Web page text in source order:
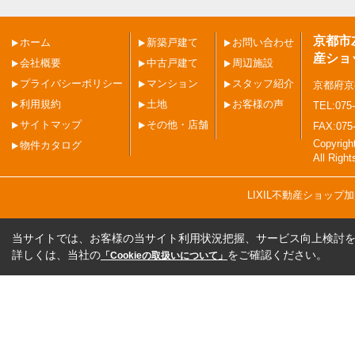
ホーム
会社概要
プライバシーポリシー
利用規約
サイトマップ
物件カタログ
新築戸建て
中古戸建て
マンション
土地
その他・店舗
お問い合わせ
周辺施設
スタッフ紹介
お客様の声
京都市
産ショ
京都府
All
LIXIL不動産ショップ
当サイトでは、お客様の当サイト利用状況把握、サービス向上検討
詳しくは、当社の 「Cookieの取扱いについて」 をご確認ください。